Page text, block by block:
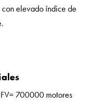
elevado índice de
700000 motores